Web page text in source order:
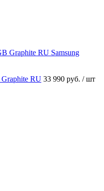
RU 33 990 руб. / шт